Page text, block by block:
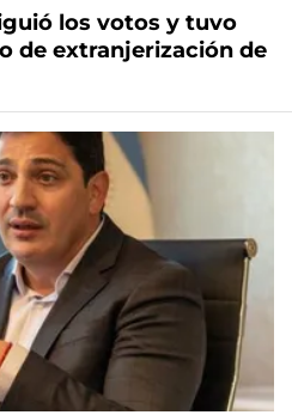
los votos y tuvo
de extranjerización de